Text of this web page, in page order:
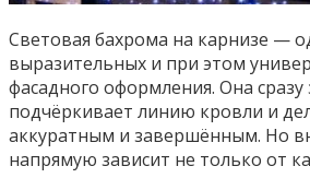
Световая бахрома на карнизе —
выразительных и при этом
фасадного оформления. Она сразу
подчёркивает линию кровли и
аккуратным и завершённым. Но
напрямую зависит не только от